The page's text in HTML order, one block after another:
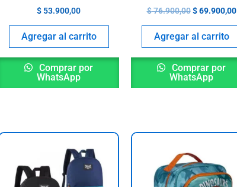
$ 53.900,00
Agregar al carrito
Comprar por
WhatsApp
$76.900,00 $69.900,00
Agregar al carrito
Comprar por
WhatsApp
Este